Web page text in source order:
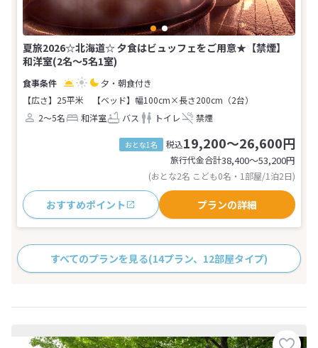
夏旅2026☆北海道☆ 夕食はビュッフェをご用意★【禁煙】
和洋室(2名～5名1室)
夕・朝食付き
【広さ】25平米
【ベッド】幅100cm×長さ200cm（2台）
2～5名
和洋室 バス トイレ 禁煙
おとな1名 税込19,200～26,600円
旅行代金合計38,400〜53,200円
(おとな2名 こども0名・1部屋/1泊2日)
おすすめポイント プランの詳細
すべてのプランを見る(14プラン、12部屋タイプ)